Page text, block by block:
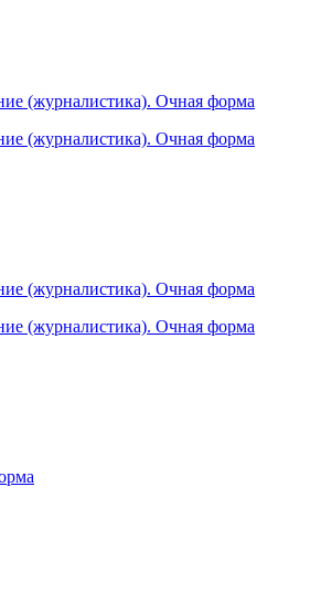
(журналистика). Очная форма
(журналистика). Очная форма
(журналистика). Очная форма
(журналистика). Очная форма